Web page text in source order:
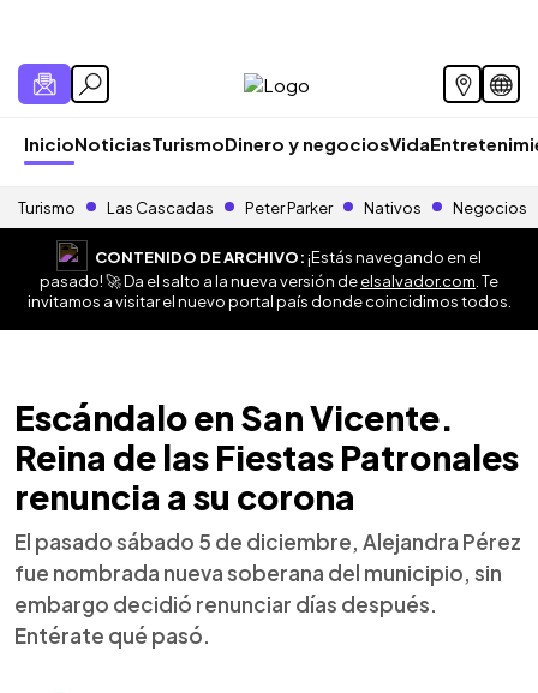
InicioNoticiasTurismoDinero y negociosVida
Turismo Las Cascadas Peter Parker Nativos Negocios
CONTENIDO DE ARCHIVO:¡Estás navegando en el
pasado! 🚀 Da el salto a la nueva versión deelsalvador.com . Te
invitamos a visitar el nuevo portal país donde coincidimos todos.
Escándalo en San Vicente.
Reina de las Fiestas Patronales
renuncia a su corona
El pasado sábado 5 de diciembre, Alejandra Pérez
fue nombrada nueva soberana del municipio, sin
embargo decidió renunciar días después.
Entérate qué pasó.